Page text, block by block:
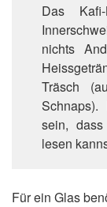
Das
nichts
Träsch
sein,
lesen
Für ein Glas